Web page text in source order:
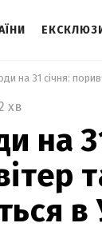
хв
на
в